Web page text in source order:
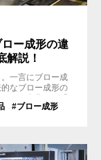
ー成形の違
解説！
一言にブロー成
なブロー成形の
形工程から特
#ブロー成形